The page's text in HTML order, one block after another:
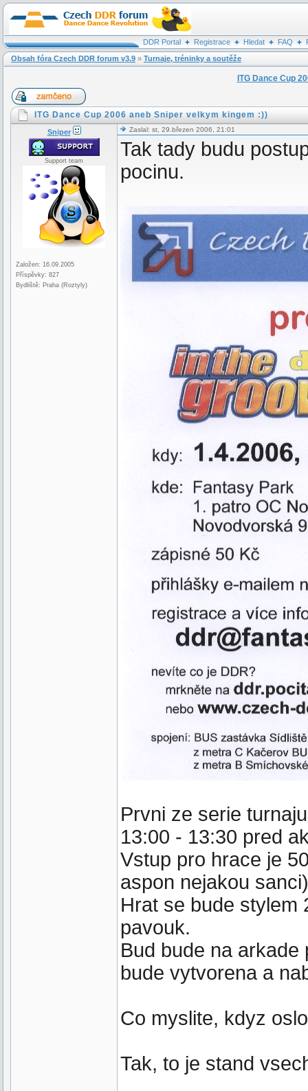
DDR Portal Registrace Hledat FAQ
Obsah fóra Czech DDR forum v3.9 » Turnaje, tréninky a soutěže
ITG Dance Cup
ITG Dance Cup 2006 aneb Sniper velkym kingem :))
Sniper
Support team
Založen: 16.09.2005
Příspěvky: 827
Bydliště: Praha (Roztyly)
Zaslal: st, 29.březen 2006, 21:01
Tak tady budu
pocinu.
Prvni ze serie
13:00 - 13:30 pred
Vstup pro hrace je
aspon nejakou sanci)
Hrat se bude stylem
pavouk.
Bud bude na
bude vytvorena a
Co myslite, kdyz
Tak, to je stand